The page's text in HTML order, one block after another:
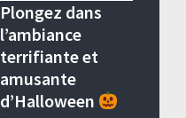
Plongez dans
l’ambiance
terrifiante et
amusante
d’Halloween